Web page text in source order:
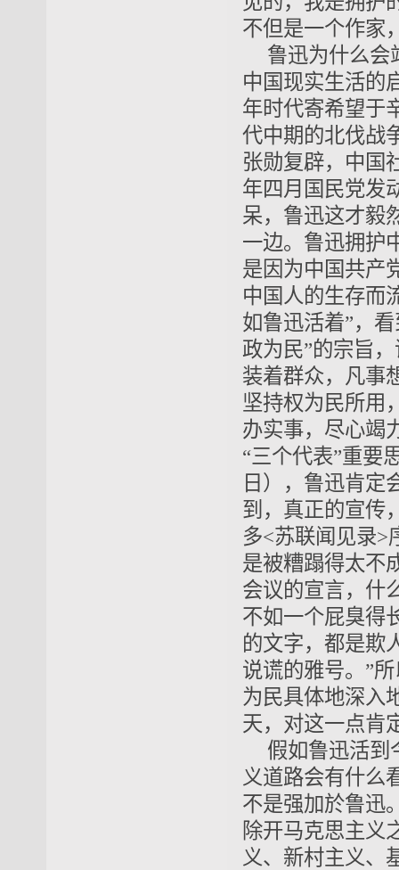
不但是一个作家
鲁迅为什么会
中国现实生活的
年时代寄希望于
代中期的北伐战
张勋复辟，中国
年四月国民党发
呆，鲁迅这才毅
一边。鲁迅拥护
是因为中国共产
中国人的生存而
如鲁迅活着”，
政为民”的宗旨
装着群众，凡事
坚持权为民所用
办实事，尽心竭
“三个代表”重要
日），鲁迅肯定
到，真正的宣传
多<苏联闻见录>
是被糟蹋得太不
会议的宣言，什
不如一个屁臭得
的文字，都是欺
说谎的雅号。”
为民具体地深入
天，对这一点肯
假如鲁迅活到
义道路会有什么
不是强加於鲁迅
除开马克思主义
义、新村主义、